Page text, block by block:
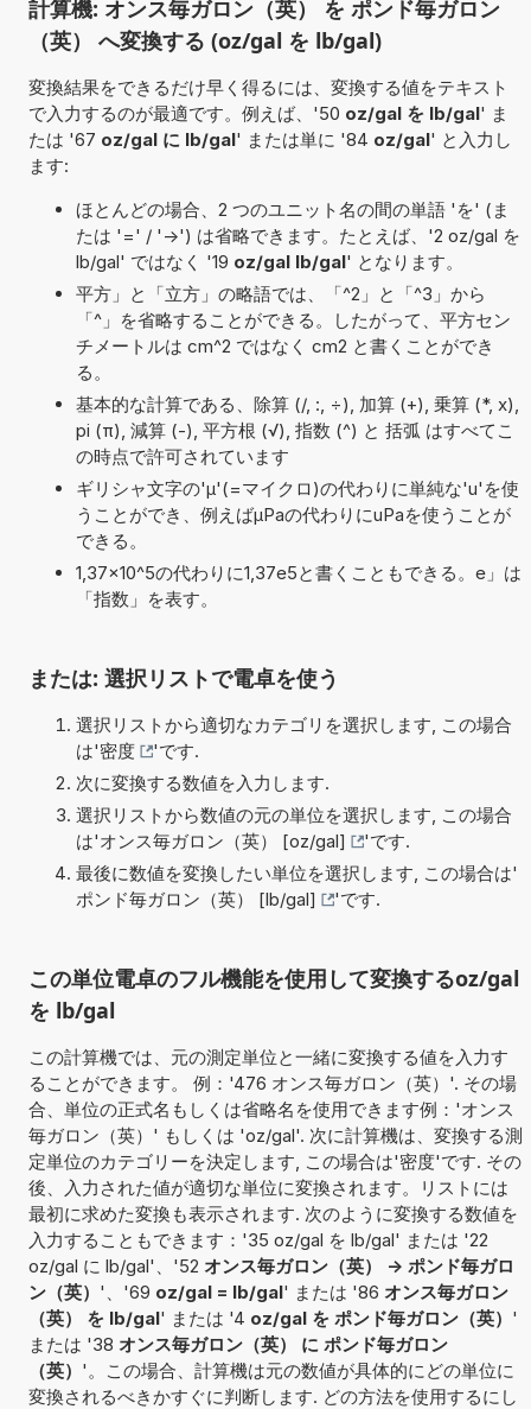
計算機: オンス毎ガロン（英） を ポンド毎ガロン
（英） へ変換する (oz/gal を lb/gal)
変換結果をできるだけ早く得るには、変換する値をテキスト
で入力するのが最適です。例えば、'50 oz/gal を lb/gal' ま
たは '67 oz/gal に lb/gal' または単に '84 oz/gal' と入力し
ます:
ほとんどの場合、2 つのユニット名の間の単語 'を' (ま
たは '=' / '->') は省略できます。たとえば、'2 oz/gal を
lb/gal' ではなく '19 oz/gal lb/gal' となります。
平方」と「立方」の略語では、「^2」と「^3」から
「^」を省略することができる。したがって、平方セン
チメートルは cm^2 ではなく cm2 と書くことができ
る。
基本的な計算である、除算 (/, :, ÷), 加算 (+), 乗算 (*, x),
pi (π), 減算 (-), 平方根 (√), 指数 (^) と 括弧 はすべてこ
の時点で許可されています
ギリシャ文字の'μ'(=マイクロ)の代わりに単純な'u'を使
うことができ、例えばµPaの代わりにuPaを使うことが
できる。
1,37×10^5の代わりに1,37e5と書くこともできる。e」は
「指数」を表す。
または: 選択リストで電卓を使う
選択リストから適切なカテゴリを選択します, この場合
は'密度
'です.
次に変換する数値を入力します.
選択リストから数値の元の単位を選択します, この場合
は'オンス毎ガロン（英） [oz/gal]
'です.
最後に数値を変換したい単位を選択します, この場合は'
ポンド毎ガロン（英） [lb/gal]
'です.
この単位電卓のフル機能を使用して変換するoz/gal
を lb/gal
この計算機では、元の測定単位と一緒に変換する値を入力す
ることができます。 例：'476 オンス毎ガロン（英）'. その場
合、単位の正式名もしくは省略名を使用できます例：'オンス
毎ガロン（英）' もしくは 'oz/gal'. 次に計算機は、変換する測
定単位のカテゴリーを決定します, この場合は'密度'です. その
後、入力された値が適切な単位に変換されます。リストには
最初に求めた変換も表示されます. 次のように変換する数値を
入力することもできます：'35 oz/gal を lb/gal' または '22
oz/gal に lb/gal'、'52 オンス毎ガロン（英） -> ポンド毎ガロ
ン（英） '、'69 oz/gal = lb/gal' または '86 オンス毎ガロン
（英） を lb/gal' または '4 oz/gal を ポンド毎ガロン（英） '
または '38 オンス毎ガロン（英） に ポンド毎ガロン
（英） '。この場合、計算機は元の数値が具体的にどの単位に
変換されるべきかすぐに判断します. どの方法を使用するにし